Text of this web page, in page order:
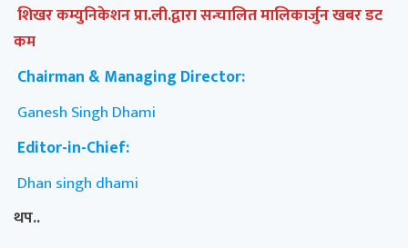
शिखर कम्युनिकेशन प्रा.ली.द्वारा सन्चालित मालिकार्जुन खबर डट
कम
Chairman & Managing Director:
Ganesh Singh Dhami
Editor-in-Chief:
Dhan singh dhami
थप..